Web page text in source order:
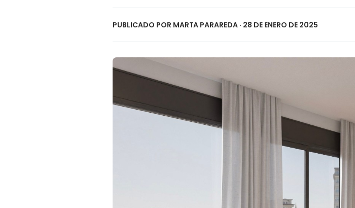
PUBLICADO POR MARTA PARAREDA · 28 DE ENERO DE 2025